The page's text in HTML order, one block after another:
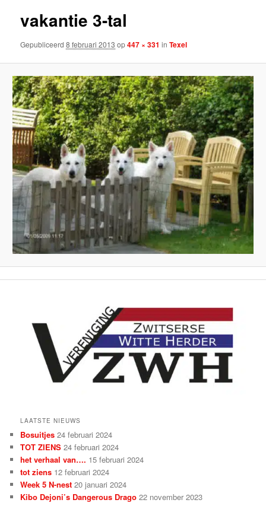
vakantie 3-tal
Gepubliceerd8 februari 2013 op447 × 331 inTexel
LAATSTE NIEUWS
Bosuitjes 24 februari 2024
TOT ZIENS 24 februari 2024
het verhaal van…. 15 februari 2024
tot ziens 12 februari 2024
Week 5 N-nest 20 januari 2024
Kibo Dejoni’s Dangerous Drago 22 november 2023